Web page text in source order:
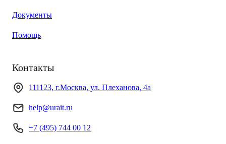
Документы
Помощь
Контакты
111123, г.Москва, ул. Плеханова, 4а
help@urait.ru
+7 (495) 744 00 12